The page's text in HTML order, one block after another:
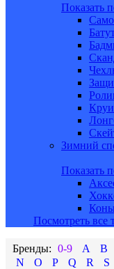
Показать
Зимний
Показать
Посмотреть все
0-9 A B
N
O P Q R S